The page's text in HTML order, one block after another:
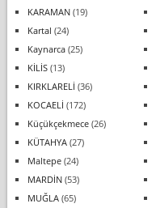
KARAMAN(19)
Kartal (24)
Kaynarca(25)
KİLİS(13)
KIRKLARELİ (36)
KOCAELİ (172)
Küçükçekmece(26)
KÜTAHYA(27)
Maltepe(24)
MARDİN(53)
MUĞLA(65)